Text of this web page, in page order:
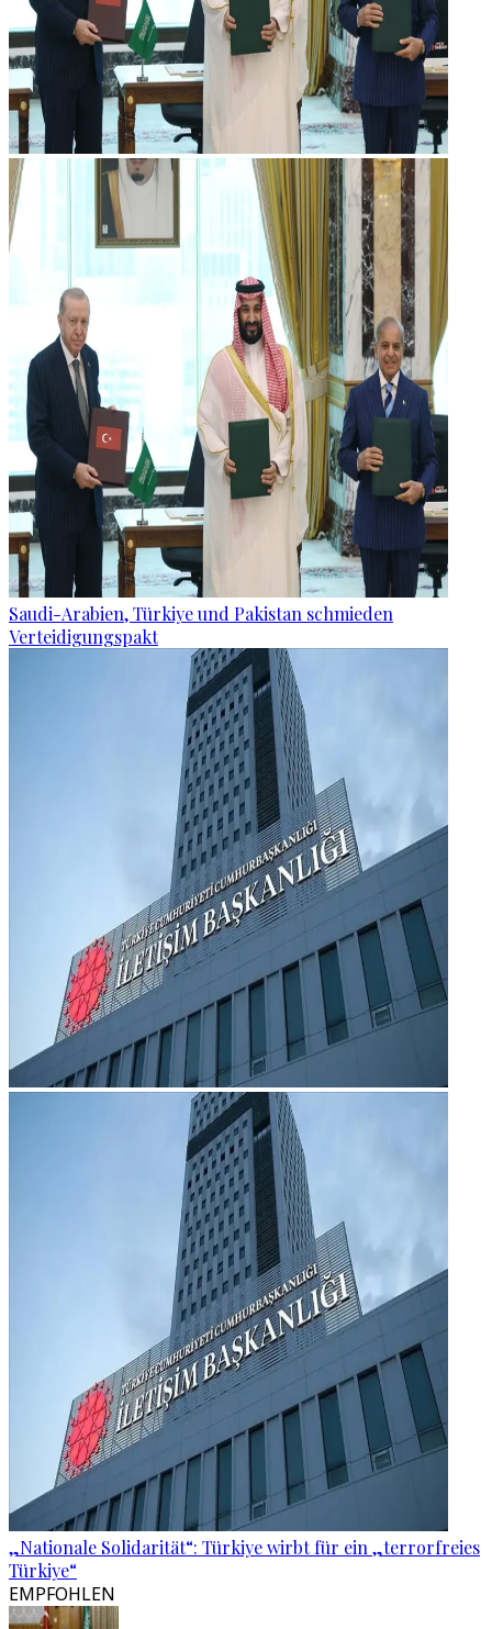
Saudi-Arabien, Türkiye und Pakistan schmieden
Verteidigungspakt
„Nationale Solidarität“: Türkiye wirbt für ein „terrorfreies
Türkiye“
EMPFOHLEN